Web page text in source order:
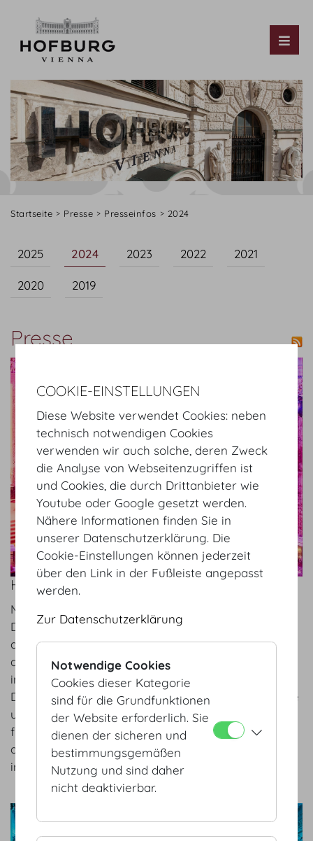
Startseite Presse Presseinfos 2024
2025 2024 2023 2022 2021
2020 2019
Presse
show details
HOFBURG VIENNA – PLACE TO BE IN 2024!
Mi 25.09.2024
Die Themenvielfalt im Herbst ist heuer besonders
abwechslungsreich mit namhaften Kongressen aus
der Wissenschaft, aber auch Publikumsmessen sind
in den weitläufigen Festsälen der Schauplatz für
Design, Kunst und Kultur. Besonders reizvoll sind die
unterschiedlichen Veranstaltungsformate. Diese
führen zu einem hohen Engagement, Neugier und
die Bereitschaft unseres Hofburg Vienna Teams
immer ein Stück mehr zu meistern.
show details
COOKIE-EINSTELLUNGEN
Diese Website verwendet Cookies: neben
technisch notwendigen Cookies
verwenden wir auch solche, deren Zweck
die Analyse von Webseitenzugriffen ist
und Cookies, die durch Drittanbieter wie
Youtube oder Google gesetzt werden.
Nähere Informationen finden Sie in
unserer Datenschutzerklärung. Die
Cookie-Einstellungen können jederzeit
über den Link in der Fußleiste angepasst
werden.
Zur Datenschutzerklärung
Notwendige Cookies
Cookies dieser Kategorie
sind für die Grundfunktionen
der Website erforderlich. Sie
dienen der sicheren und
bestimmungsgemäßen
Nutzung und sind daher
nicht deaktivierbar.